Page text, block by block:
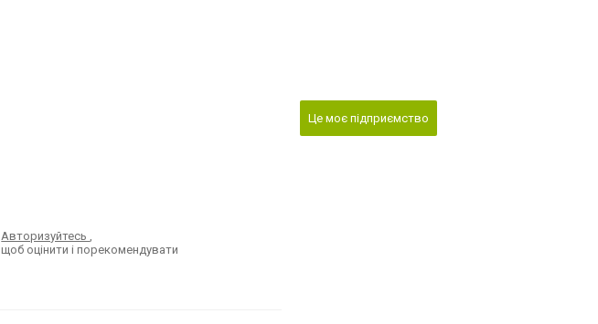
Авторизуйтесь,
щоб оцінити і порекомендувати
Це моє підприємство